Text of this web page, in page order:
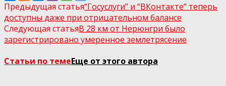
Предыдущая статья“Госуслуги” и “ВКонтакте” теперь
доступны даже при отрицательном балансе
Следующая статьяВ 28 км от Нерюнгри было
зарегистрировано умеренное землетрясение
Статьи по темеЕще от этого автора